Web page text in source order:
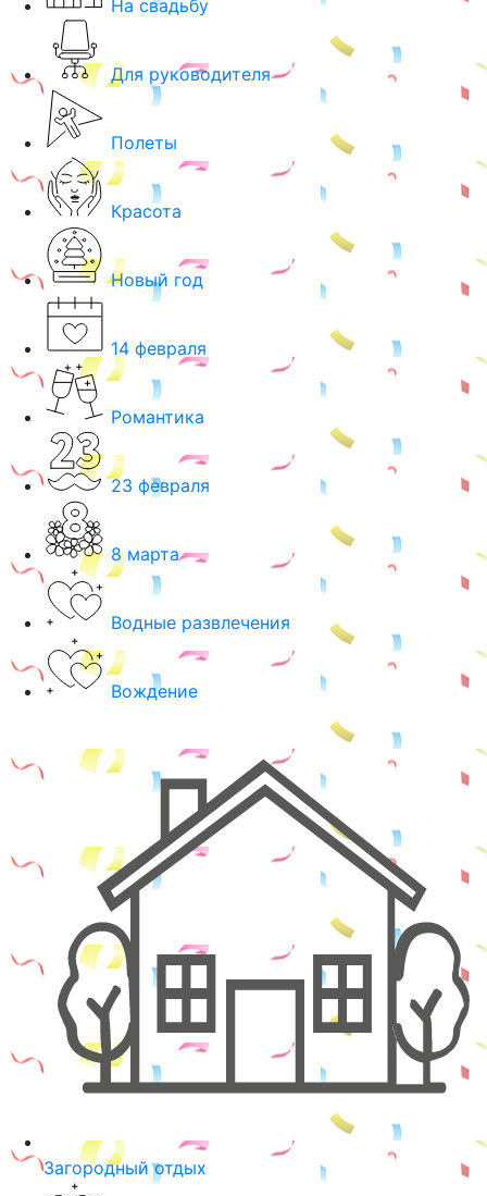
На свадьбу
Для руководителя
Полеты
Красота
Новый год
14 февраля
Романтика
23 февраля
8 марта
Водные развлечения
Вождение
Загородный отдых